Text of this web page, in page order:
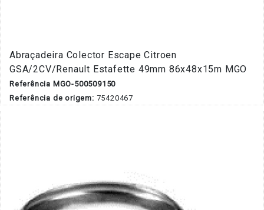
Abraçadeira Colector Escape Citroen
GSA/2CV/Renault Estafette 49mm 86x48x15m MGO
Referência MGO-500509150
Referência de origem: 75420467